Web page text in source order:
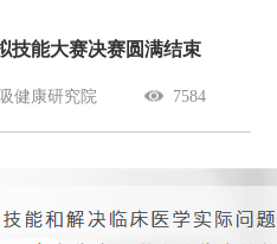
技能大赛决赛圆满结束
健康研究院 7584